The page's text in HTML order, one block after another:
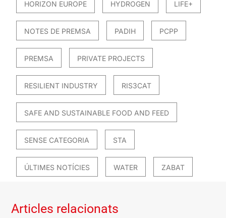
HORIZON EUROPE HYDROGEN LIFE+
NOTES DE PREMSA PADIH PCPP
PREMSA PRIVATE PROJECTS
RESILIENT INDUSTRY RIS3CAT
SAFE AND SUSTAINABLE FOOD AND FEED
SENSE CATEGORIA STA
ÚLTIMES NOTÍCIES WATER ZABAT
Articles relacionats